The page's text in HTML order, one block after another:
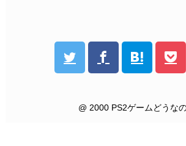
@ 2000 PS2ゲームどうな